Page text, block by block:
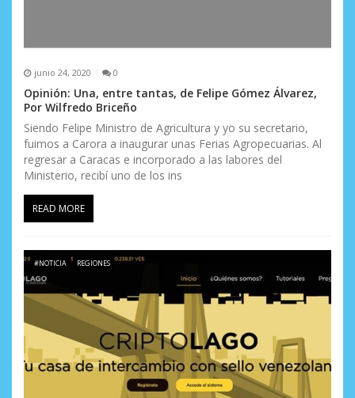
junio 24, 2020 0
Opinión: Una, entre tantas, de Felipe Gómez Álvarez,
Por Wilfredo Briceño
Siendo Felipe Ministro de Agricultura y yo su secretario,
fuimos a Carora a inaugurar unas Ferias Agropecuarias. Al
regresar a Caracas e incorporado a las labores del
Ministerio, recibí uno de los ins
READ MORE
#NOTICIA REGIONES